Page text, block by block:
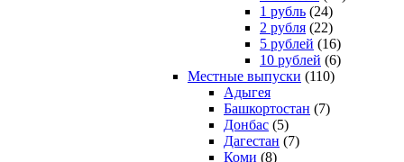
1 рубль (24)
2 рубля (22)
5 рублей (16)
10 рублей (6)
Местные выпуски (110)
Адыгея
Башкортостан (7)
Донбас (5)
Дагестан (7)
Коми (8)